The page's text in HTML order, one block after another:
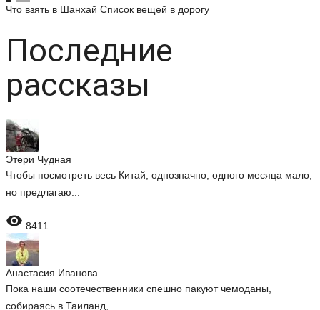
Что взять в Шанхай Список вещей в дорогу
Последние
рассказы
Этери Чудная
Чтобы посмотреть весь Китай, однозначно, одного месяца мало,
но предлагаю...
 8411
Анастасия Иванова
Пока наши соотечественники спешно пакуют чемоданы,
собираясь в Таиланд,...